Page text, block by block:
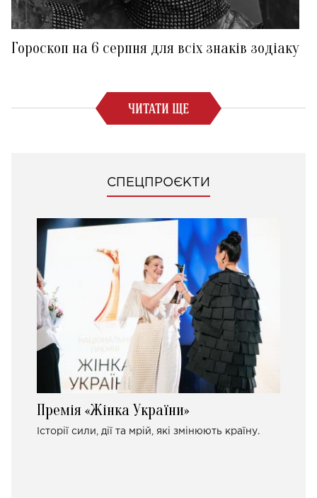
Гороскоп на 6 серпня для всіх знаків зодіаку
ЧИТАТИ ЩЕ
СПЕЦПРОЄКТИ
Премія «Жінка України»
Історії сили, дії та мрій, які змінюють країну.